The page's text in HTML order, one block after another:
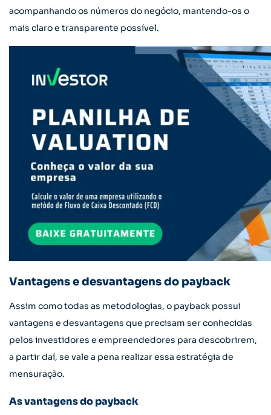
acompanhando os números do negócio, mantendo-os o
mais claro e transparente possível.
Vantagens e desvantagens do payback
Assim como todas as metodologias, o payback possui
vantagens e desvantagens que precisam ser conhecidas
pelos investidores e empreendedores para descobrirem,
a partir daí, se vale a pena realizar essa estratégia de
mensuração.
As vantagens do payback